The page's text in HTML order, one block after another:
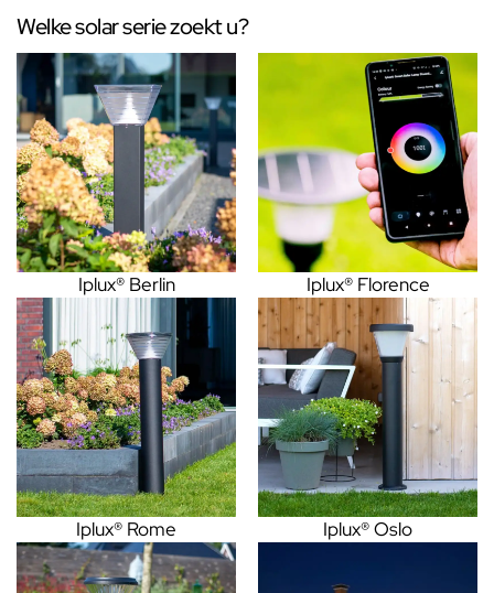
Welke solar serie zoekt u?
Iplux® Berlin Iplux® Florence
Iplux® Rome Iplux® Oslo